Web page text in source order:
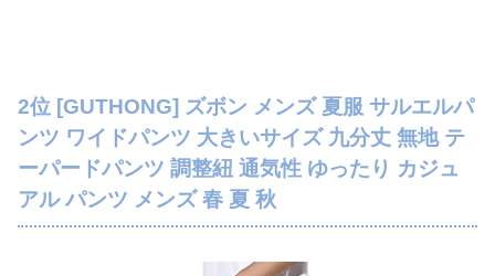
2位 [GUTHONG] ズボン メンズ 夏服 サルエルパ
ンツ ワイドパンツ 大きいサイズ 九分丈 無地 テ
ーパードパンツ 調整紐 通気性 ゆったり カジュ
アル パンツ メンズ 春 夏 秋